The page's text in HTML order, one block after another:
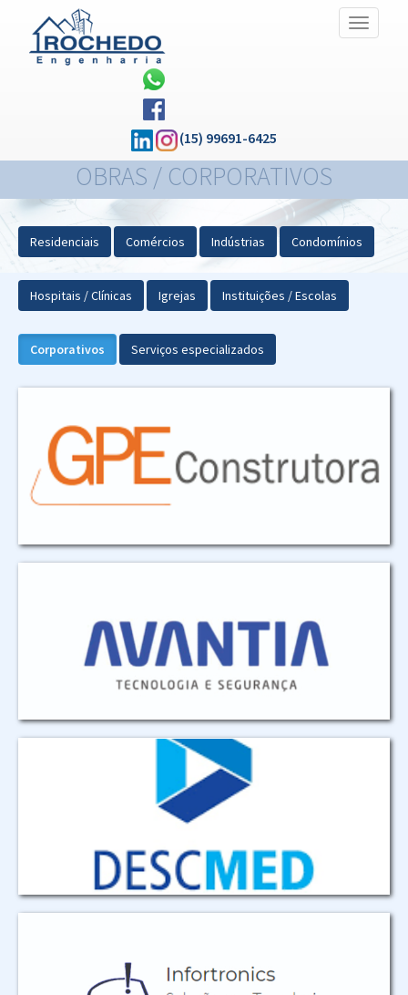
Alternar
(15) 99691-6425
OBRAS / CORPORATIVOS
Residenciais Comércios Indústrias Condomínios
Hospitais / Clínicas Igrejas Instituições / Escolas
Corporativos Serviços especializados